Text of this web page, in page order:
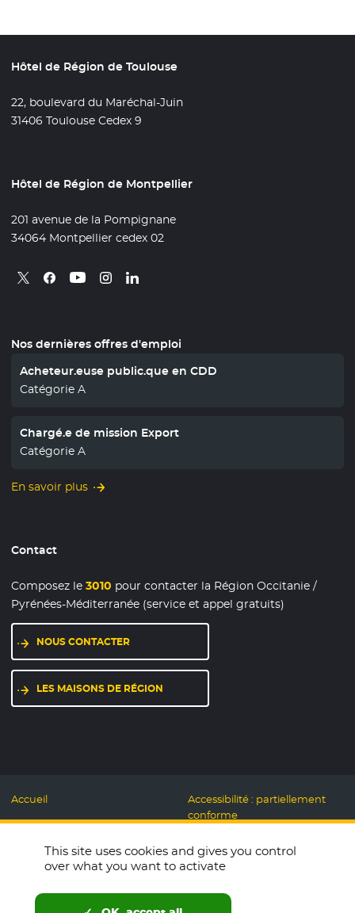
Hôtel de Région de Toulouse
22, boulevard du Maréchal-Juin
31406 Toulouse Cedex 9
Hôtel de Région de Montpellier
201 avenue de la Pompignane
34064 Montpellier cedex 02
Retrouvez nous sur X
- Nouvelle fenêtre
Retrouvez nous sur Facebook
- Nouvelle fenêtre
Retrouvez nous sur Youtube
- Nouvelle fenêtre
Retrouvez nous sur Instagram
- Nouvelle fenêtre
Retrouvez nous sur Linkedin
- Nouvelle fenêtre
Nos dernières offres d'emploi
Acheteur.euse public.que en CDD
Catégorie A
Chargé.e de mission Export
Catégorie A
En savoir plus
Contact
Composez le3010 pour contacter la Région Occitanie /
Pyrénées-Méditerranée (service et appel gratuits)
NOUS CONTACTER
LES MAISONS DE RÉGION
Accueil
Mentions légales
Données personnelles et
Cookies
Espace presse
Accessibilité : partiellement
conforme
Responsable
This site uses cookies and gives you control
over what you want to activate